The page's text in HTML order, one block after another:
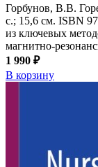
Горбунов, В.В.
с.; 15,6 см. ISBN
из ключевых
магнитно-
1 990 ₽
В корзину